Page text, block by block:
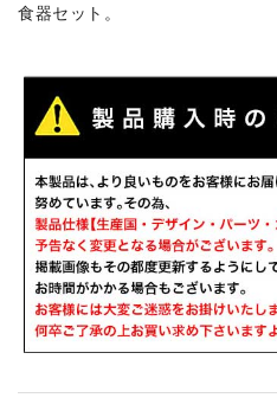
食器セット。